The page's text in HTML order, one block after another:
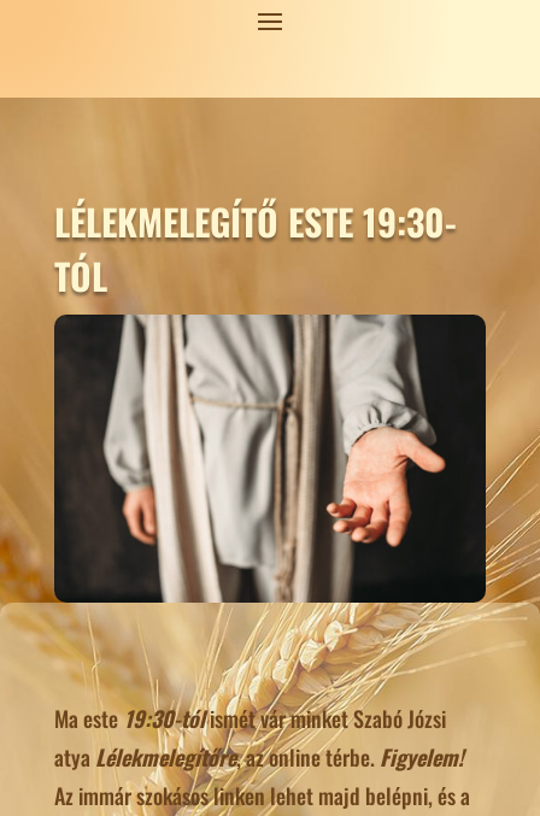
LÉLEKMELEGÍTŐ ESTE 19:30-
TÓL
Ma este19:30-tólismét vár minket Szabó Józsi
atya Lélekmelegítőre, az online térbe.Figyelem!
Az immár szokásoslinken lehet majd belépni, és a